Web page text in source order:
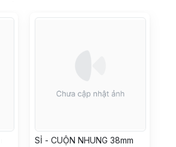
SỈ - CUỘN NHUNG 38mm